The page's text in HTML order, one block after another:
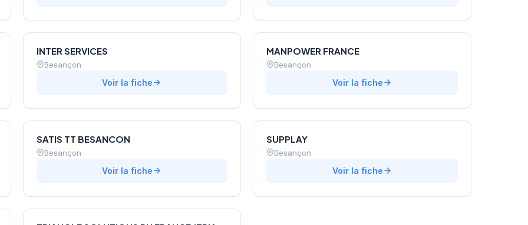
INTER SERVICES
Besançon
Voir la fiche
MANPOWER FRANCE
Besançon
Voir la fiche
SATIS TT BESANCON
Besançon
Voir la fiche
SUPPLAY
Besançon
Voir la fiche